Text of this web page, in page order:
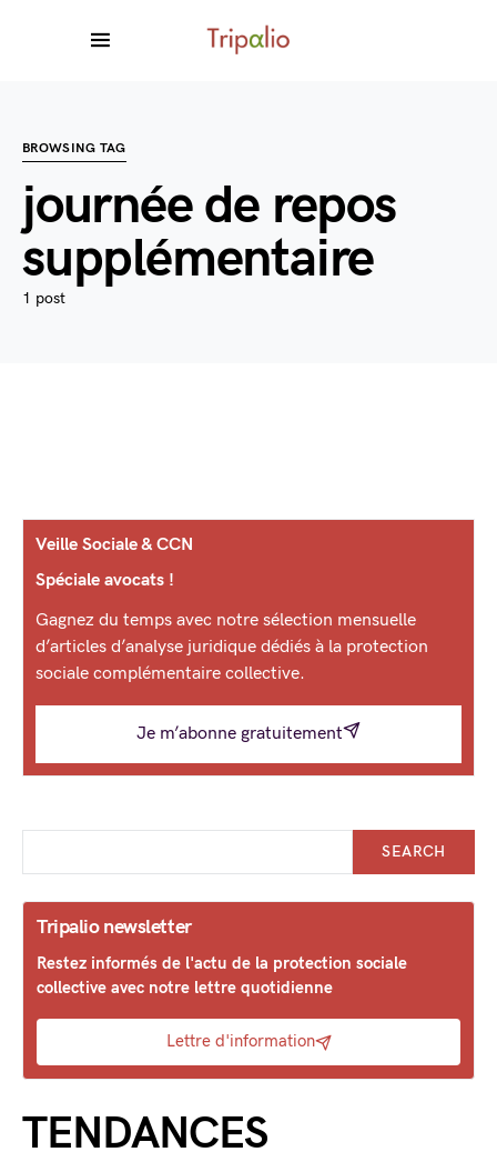
BROWSING TAG
journée de repos
supplémentaire
1 post
Veille Sociale & CCN
Spéciale avocats !
Gagnez du temps avec notre sélection mensuelle
d’articles d’analyse juridique dédiés à la protection
sociale complémentaire collective.
Je m’abonne gratuitement
SEARCH
Tripalio newsletter
Restez informés de l'actu de la protection sociale
collective avec notre lettre quotidienne
Lettre d'information
TENDANCES